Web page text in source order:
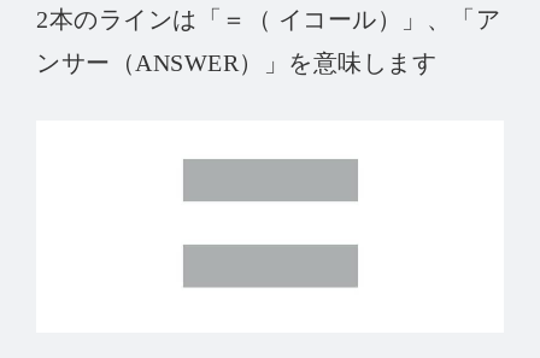
2本のラインは「＝（ イコール）」、「ア
ンサー（ANSWER）」を意味します